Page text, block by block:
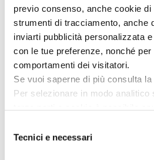
previo consenso, anche cookie
strumenti di tracciamento, anche
inviarti pubblicità personalizzata
con le tue preferenze, nonché
comportamenti dei visitatori.
Se vuoi saperne di più consulta la
Per selezionare in modo analitico
Chiudendo questo banner tramite
“Continua senza accettare”
delTecnici e necessari
Qualità
Le agenzie "Fondocasa Exclusive"
qualità.